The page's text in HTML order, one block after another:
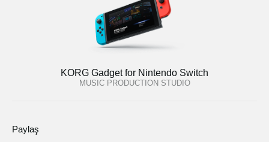
KORG Gadget for Nintendo Switch
MUSIC PRODUCTION STUDIO
Paylaş